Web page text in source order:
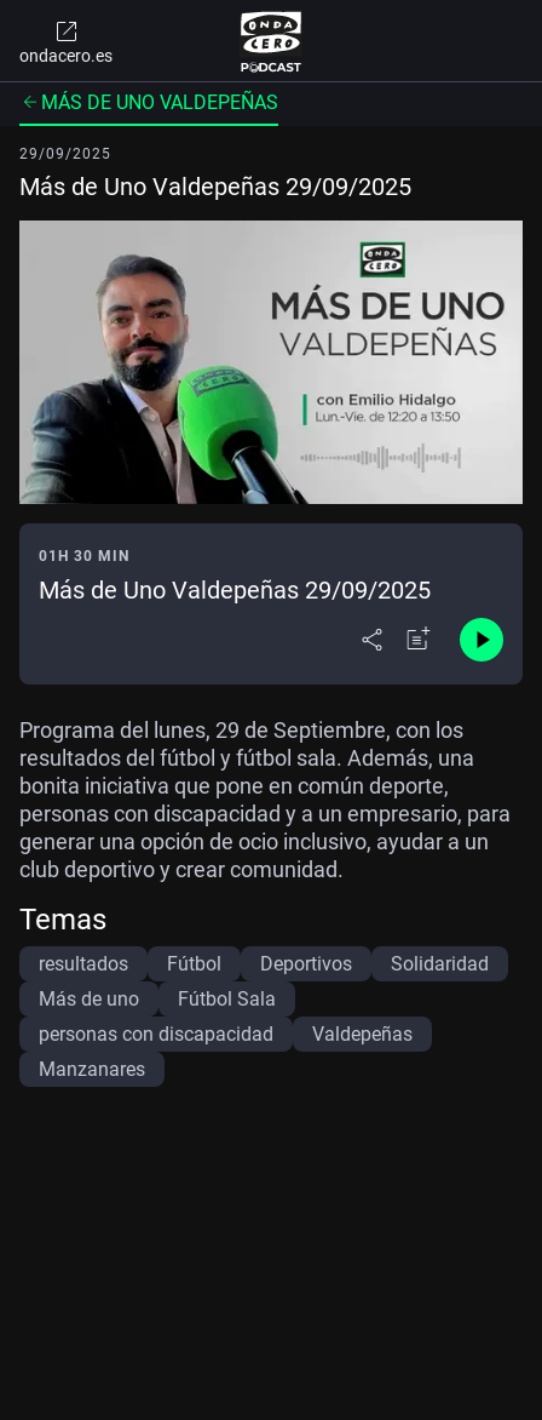
ondacero.es
MÁS DE UNO VALDEPEÑAS
29/09/2025
Más de Uno Valdepeñas 29/09/2025
01H 30 MIN
Más de Uno Valdepeñas 29/09/2025
Programa del lunes, 29 de Septiembre, con los
resultados del fútbol y fútbol sala. Además, una
bonita iniciativa que pone en común deporte,
personas con discapacidad y a un empresario, para
generar una opción de ocio inclusivo, ayudar a un
club deportivo y crear comunidad.
Temas
resultados Fútbol Deportivos
Solidaridad
Más de uno
Fútbol Sala
personas con discapacidad
Valdepeñas
Manzanares